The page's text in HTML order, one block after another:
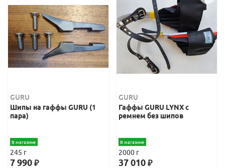
GURU
Шипы на гаффы GURU (1
пара)
В магазине
245 г
7 990₽
GURU
Гаффы GURU LYNX с
ремнем без шипов
В магазине
2000 г
37 010₽